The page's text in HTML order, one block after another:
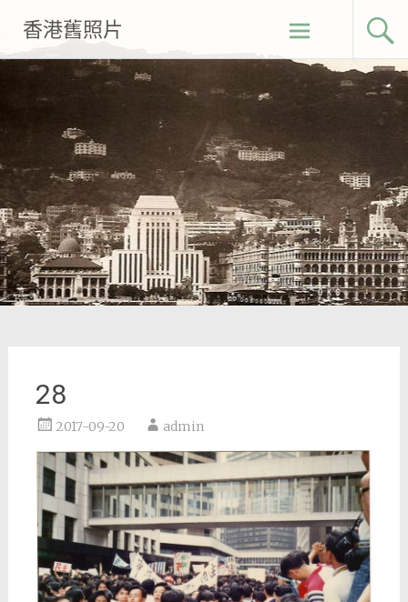
content
香港舊照片
28
2017-09-20 admin